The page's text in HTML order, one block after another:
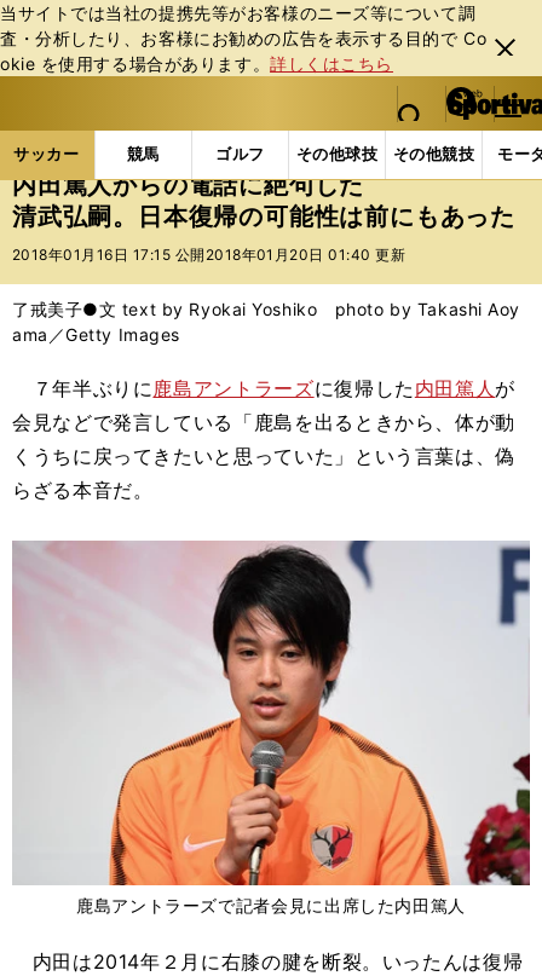
当サイトでは当社の提携先等がお客様のニーズ等について調
査・分析したり、お客様にお勧めの広告を表⽰する⽬的で Co
okie を使⽤する場合があります。詳しくはこちら
閉じ
る
web Sportiva (webスポルティーバ)
検索
マイペ
ー
ジ
メニュ
サッカー 競馬 ゴルフ その他球技 その他競技 モー
ス
ポ
ル
バ
サッカーの記事一覧 Jリーグ他 Jリーグ 内田篤
内田篤人からの電話に絶句した
清武弘嗣。日本復帰の可能性は前にもあった
2018年01月16日 17:15 公開 2018年01月20日 01:40 更新
了戒美子●文 text by Ryokai Yoshiko photo by Takashi Aoy
ama／Getty Images
７年半ぶりに鹿島アントラーズに復帰した 内田篤人が
会見などで発言している「鹿島を出るときから、体が動
くうちに戻ってきたいと思っていた」という言葉は、偽
らざる本音だ。
鹿島アントラーズで記者会見に出席した内田篤人
内田は2014年２月に右膝の腱を断裂。いったんは復帰